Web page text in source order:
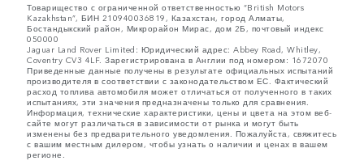
Товарищество с ограниченной ответственностью “British Motors
Kazakhstan”, БИН 210940036819, Казахстан, город Алматы,
Бостандыкский район, Микрорайон Мирас, дом 2Б, почтовый индекс
050000
Jaguar Land Rover Limited: Юридический адрес: Abbey Road, Whitley,
Coventry CV3 4LF. Зарегистрирована в Англии под номером: 1672070
Приведенные данные получены в результате официальных испытаний
производителя в соответствии с законодательством ЕС. Фактический
расход топлива автомобиля может отличаться от полученного в таких
испытаниях, эти значения предназначены только для сравнения.
Информация, технические характеристики, цены и цвета на этом веб-
сайте могут различаться в зависимости от рынка и могут быть
изменены без предварительного уведомления. Пожалуйста, свяжитесь
с вашим местным дилером, чтобы узнать о наличии и ценах в вашем
регионе.